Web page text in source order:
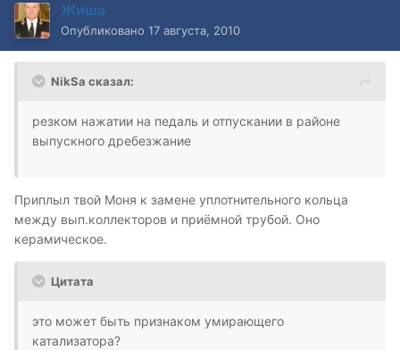
Жиша
Опубликовано 17 августа, 2010
NikSa сказал:
резком нажатии на педаль и отпускании в районе
выпускного дребезжание
Приплыл твой Моня к замене уплотнительного кольца
между вып.коллекторов и приёмной трубой. Оно
керамическое.
Цитата
это может быть признаком умирающего
катализатора?